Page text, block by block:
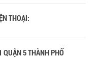
THOẠI:
QUẬN 5 THÀNH PHỐ